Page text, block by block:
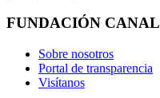
FUNDACIÓN CANAL
Sobre nosotros
Portal de transparencia
Visítanos